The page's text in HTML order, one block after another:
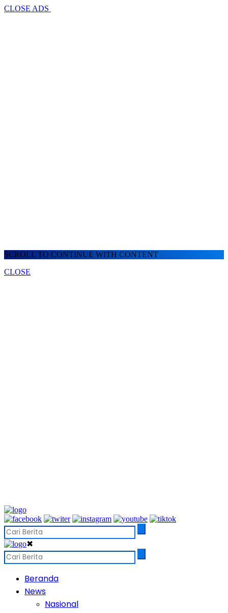
CLOSE ADS
SCROLL TO CONTINUE WITH CONTENT
CLOSE
✖
Beranda
News
Nasional